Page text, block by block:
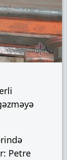
Petre